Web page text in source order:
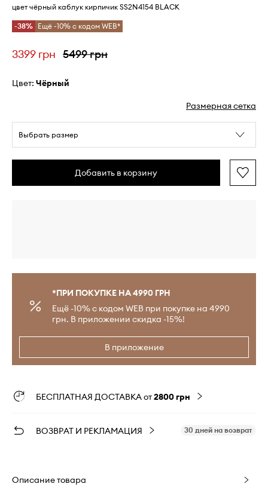
цвет чёрный каблук кирпичик SS2N4154 BLACK
-38% Ещё -10% с кодом WEB*
3399 грн 5499 грн
Цвет: чёрный
Размерная сетка
Выбрать размер
Добавить в корзину
*ПРИ ПОКУПКЕ НА 4990 ГРН
Ещё -10% с кодом WEB при покупке на 4990
грн. В приложении скидка -15%!
В приложение
БЕСПЛАТНАЯ ДОСТАВКА от2800 грн
ВОЗВРАТ И РЕКЛАМАЦИЯ 30 дней на возврат
Описание товара